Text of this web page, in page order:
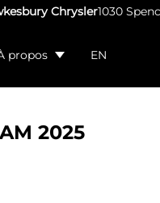
Chrysler1030
propos EN
2025